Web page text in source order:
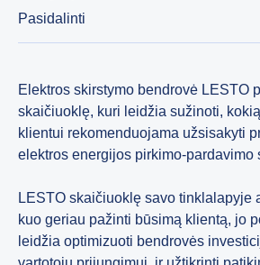
Pasidalinti
Elektros skirstymo bendrovė LESTO
skaičiuoklę, kuri leidžia sužinoti,
klientui rekomenduojama užsisakyti
elektros energijos pirkimo-pardavimo
LESTO skaičiuoklę savo tinklalapyje
kuo geriau pažinti būsimą klientą, jo
leidžia optimizuoti bendrovės